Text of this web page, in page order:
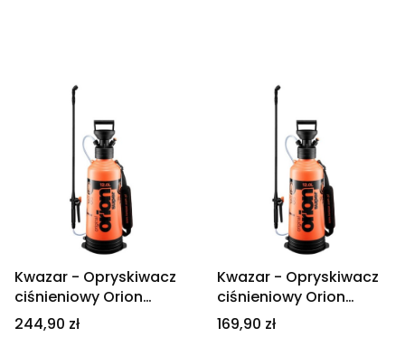
Kwazar - Opryskiwacz
ciśnieniowy Orion
Super 12l
Cena
244,90 zł
Kwazar - Opryskiwacz
ciśnieniowy Orion
Super 6l
Cena
169,90 zł